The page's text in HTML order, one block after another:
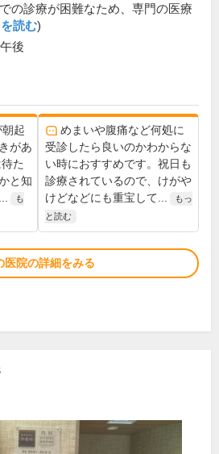
の診療が困難なため、専門の医療
読む)
後
起
があ
た
と知
も
めまいや腹痛など何処に
受診したら良いのかわからな
い時におすすめです。祝日も
診療されているので、けがや
けどなどにも重宝して...
もっ
と読む
医院の詳細をみる